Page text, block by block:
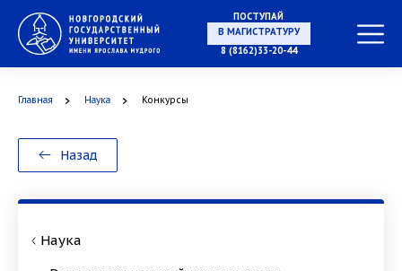
ПОСТУПАЙ
В МАГИСТРАТУРУ
В ОРДИНАТУРУ
8 (8162)33-20-44
Главная Наука Конкурсы
Назад
Наука